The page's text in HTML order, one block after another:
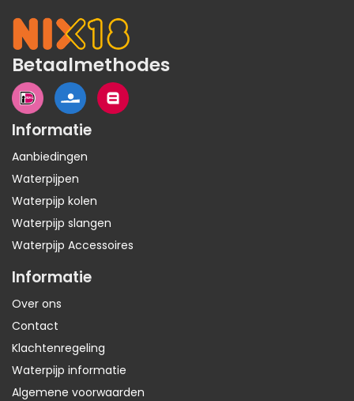
Betaalmethodes
Informatie
Aanbiedingen
Waterpijpen
Waterpijp kolen
Waterpijp slangen
Waterpijp Accessoires
Informatie
Over ons
Contact
Klachtenregeling
Waterpijp informatie
Algemene voorwaarden